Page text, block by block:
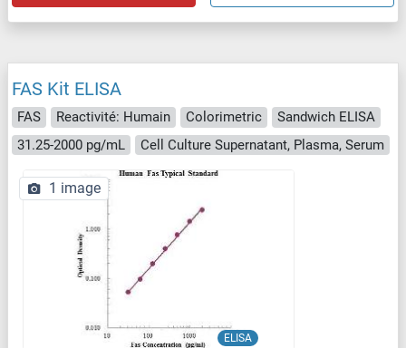
FAS Kit ELISA
FAS Reactivité: Humain Colorimetric
Sandwich ELISA
31.25-2000 pg/mL
Cell Culture Supernatant, Plasma, Serum
ELISA
1 image